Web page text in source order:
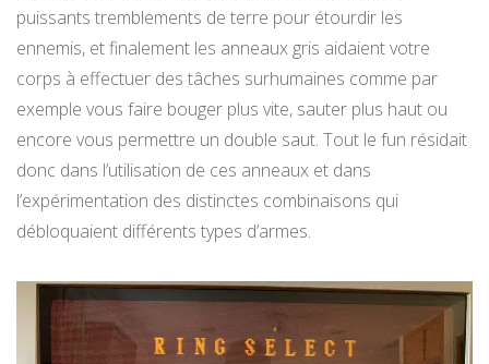
puissants tremblements de terre pour étourdir les
ennemis, et finalement les anneaux gris aidaient votre
corps à effectuer des tâches surhumaines comme par
exemple vous faire bouger plus vite, sauter plus haut ou
encore vous permettre un double saut. Tout le fun résidait
donc dans l’utilisation de ces anneaux et dans
l’expérimentation des distinctes combinaisons qui
débloquaient différents types d’armes.